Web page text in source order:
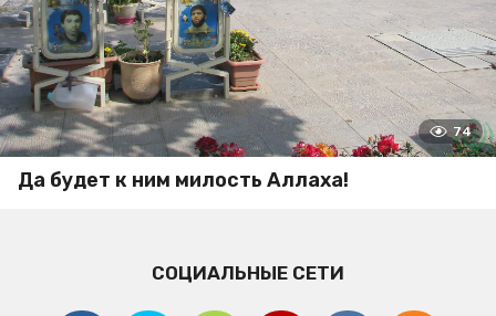
74
Да будет к ним милость Аллаха!
СОЦИАЛЬНЫЕ СЕТИ